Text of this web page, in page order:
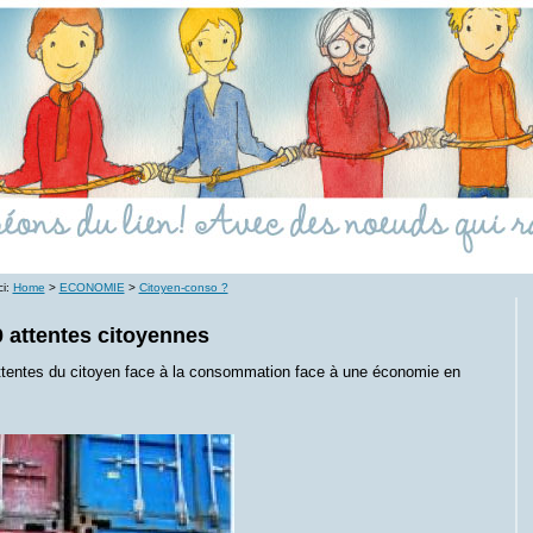
Home > ECONOMIE> Citoyen-conso ?
attentes citoyennes
du citoyen face à la consommation face à une économie en